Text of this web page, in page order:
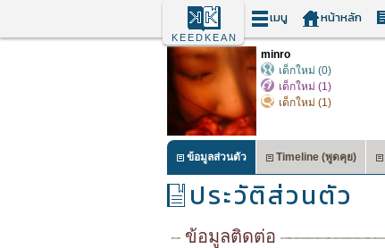
KEEDKEAN
เมนู หน้าหลัก
minro
เด็กใหม่ (0)
เด็กใหม่ (1)
เด็กใหม่ (1)
ข้อมูลส่วนตัว Timeline (พูดคุย)
ประวัติส่วนตัว
ข้อมูลติดต่อ